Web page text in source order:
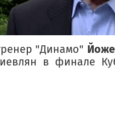
"Динамо"
в финале